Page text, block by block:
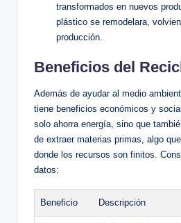
transformados en nuevos​
plástico se remodelara,​
‍producción.
Beneficios del
Además de ⁢ayudar al medio
tiene ‍beneficios económicos y⁢
solo‍ ahorra energía, ‌sino que
de extraer​ materias primas,⁢ algo​
donde los recursos son finitos.
datos:
Beneficio Descripción